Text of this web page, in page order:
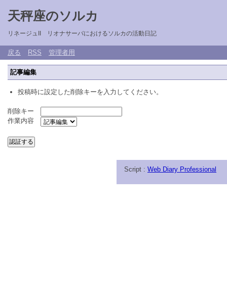
天秤座のソルカ
リネージュII リオナサーバにおけるソルカの活動日記
戻る RSS 管理者用
記事編集
投稿時に設定した削除キーを入力してください。
削除キー
作業内容
Script : Web Diary Professional